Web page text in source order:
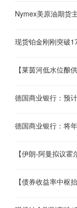
德国商业银行：预
德国商业银行：将